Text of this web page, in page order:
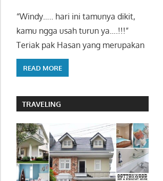
“Windy….. hari ini tamunya dikit,
kamu ngga usah turun ya….!!!”
Teriak pak Hasan yang merupakan
READ MORE
TRAVELING